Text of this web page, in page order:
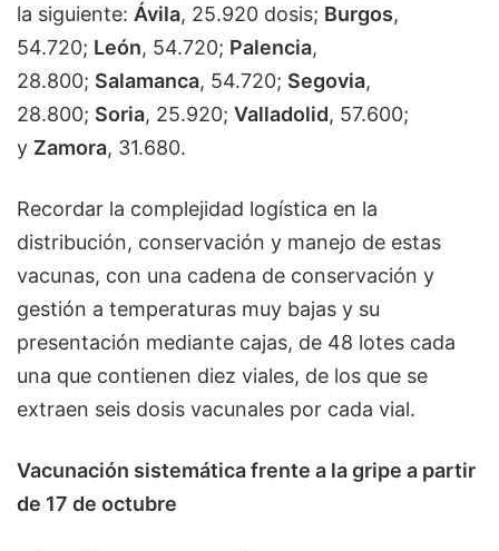
la siguiente: Ávila, 25.920 dosis; Burgos,
54.720; León, 54.720; Palencia,
28.800; Salamanca, 54.720; Segovia,
28.800; Soria, 25.920; Valladolid, 57.600;
y Zamora, 31.680.
Recordar la complejidad logística en la
distribución, conservación y manejo de estas
vacunas, con una cadena de conservación y
gestión a temperaturas muy bajas y su
presentación mediante cajas, de 48 lotes cada
una que contienen diez viales, de los que se
extraen seis dosis vacunales por cada vial.
Vacunación sistemática frente a la gripe a partir
de 17 de octubre